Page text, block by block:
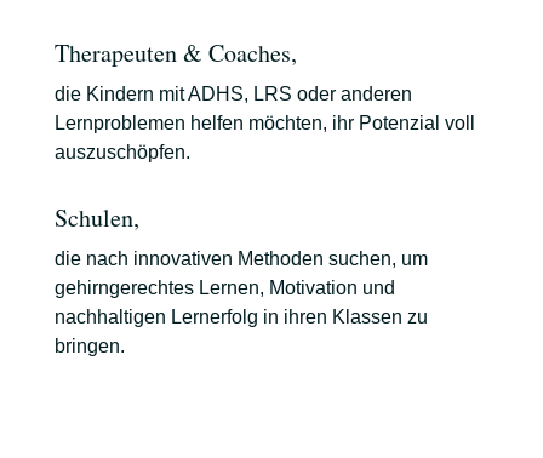
Therapeuten & Coaches,
die Kindern mit ADHS, LRS oder anderen
Lernproblemen helfen möchten, ihr Potenzial voll
auszuschöpfen.
Schulen,
die nach innovativen Methoden suchen, um
gehirngerechtes Lernen, Motivation und
nachhaltigen Lernerfolg in ihren Klassen zu
bringen.